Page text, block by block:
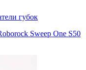
губок
Sweep One S50